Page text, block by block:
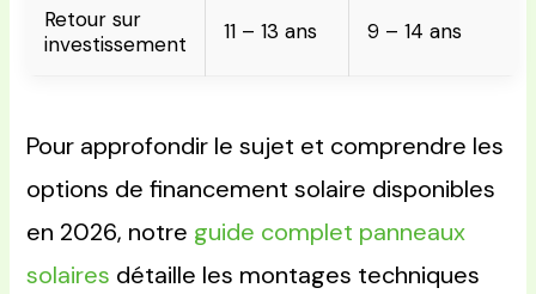
Retour sur
investissement
11 – 13 ans 9 – 14 ans
Pour approfondir le sujet et comprendre les
options de financement solaire disponibles
en 2026, notre guide complet panneaux
solaires détaille les montages techniques